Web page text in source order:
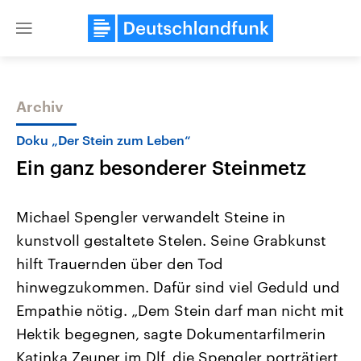
Close
Themen
Landtagswahl Sachsen-Anhalt
2026
Alle Informationen
Sachsen-Anhalt wählt am 6.
September 2026 einen neuen
Landtag. Seit 2021 wird das
Bundesland von einer Koalition aus
USA
Aktuelle Beiträge,
Hintergründe
Wirtschaftlich und
gehören die Vereinigten
mit großem Einfluss auf
Archiv
Doku „Der Stein zum Leben“
Ein ganz besonderer Steinmetz
Michael Spengler verwandelt Steine in
kunstvoll gestaltete Stelen. Seine Grabkunst
hilft Trauernden über den Tod
hinwegzukommen. Dafür sind viel Geduld und
Empathie nötig. „Dem Stein darf man nicht mit
Hektik begegnen, sagte Dokumentarfilmerin
Katinka Zeuner im Dlf, die Spengler porträtiert